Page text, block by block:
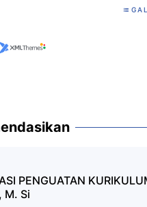
PENGUATAN
M. Si